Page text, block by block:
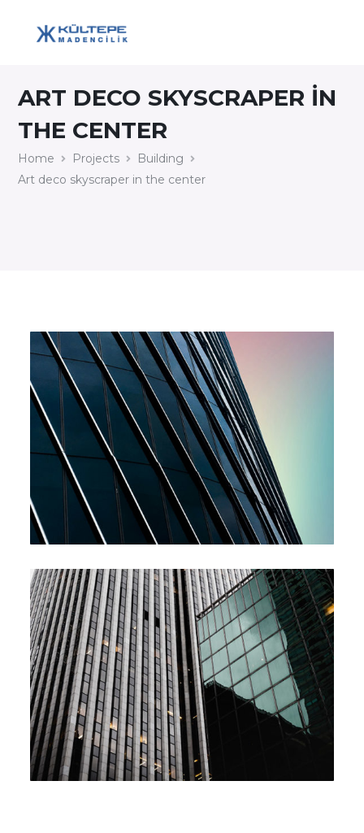
ART DECO SKYSCRAPER IN
THE CENTER
Home Projects
Building
Art deco skyscraper in the center